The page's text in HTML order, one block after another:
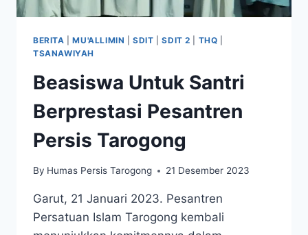
BERITA |MU'ALLIMIN |SDIT |SDIT 2 THQ
TSANAWIYAH
Beasiswa Untuk Santri
Berprestasi Pesantren
Persis Tarogong
By Humas Persis Tarogong 21 Desember 2023
Garut, 21 Januari 2023. Pesantren
Persatuan Islam Tarogong kembali